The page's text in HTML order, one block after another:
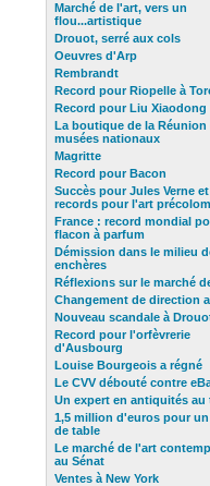
Marché de l'art, vers un
flou...artistique
Drouot, serré aux cols
Oeuvres d'Arp
Rembrandt
Record pour Riopelle à
Record pour Liu Xiaodong
La boutique de la Réunion
musées nationaux
Magritte
Record pour Bacon
Succès pour Jules Verne et
records pour l'art
France : record mondial
flacon à parfum
Démission dans le milieu
enchères
Réflexions sur le marché
Changement de direction
Nouveau scandale à
Record pour l'orfèvrerie
d'Ausbourg
Louise Bourgeois a régné
Le CVV débouté contre
Un expert en antiquités au
1,5 million d'euros pour
de table
Le marché de l'art
au Sénat
Ventes à New York